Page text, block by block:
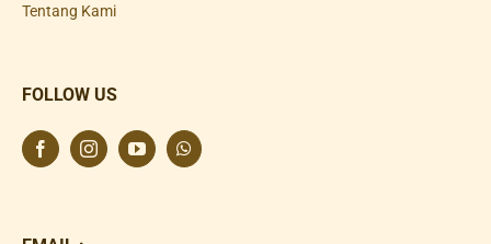
Tentang Kami
FOLLOW US